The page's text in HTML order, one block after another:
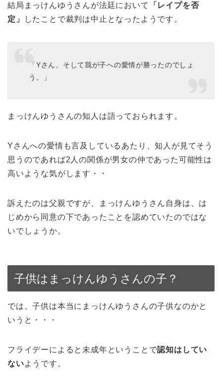
結局まっけんゆうさんが法廷において
「レイプを否
定」
したことで裁判は中止となったようです。
「Yさん、そして我が子への愛情が勝ったのでしょ
う。」
まっけんゆうさんの知人は語っておられます。
Yさんへの愛情も言及しているあたり、知人が見てそう
思うのであれば2人の関係が男女の仲であった可能性は
高いような気がします・・
訴えたのは父親ですが、まっけんゆうさん自身は、は
じめから同意の下であったことを認めていたのではな
いでしょうか。
子供はまっけんゆうさんの子？
では、子供は本当にまっけんゆうさんの子供なのかと
いうと・・・
フライデーによると未成年ということで認知はしてい
ないようです。